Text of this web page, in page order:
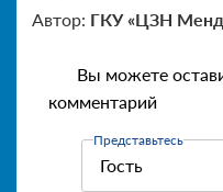
Автор: ГКУ «ЦЗН
Вы можете
комментарий
Представьтесь